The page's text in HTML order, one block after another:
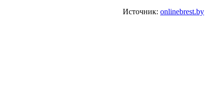
Источник: onlinebrest.by